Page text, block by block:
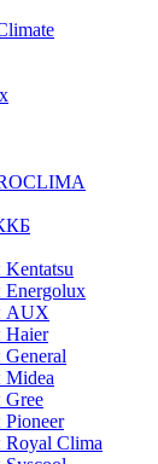
AUX
Haier
Clima